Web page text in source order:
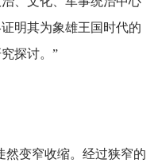
明其为象雄王国时代的
探讨。”
然变窄收缩。经过狭窄的